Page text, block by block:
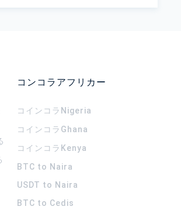
コンコラアフリカー
コインコラ Nigeria
コインコラ Ghana
コインコラ Kenya
BTC to Naira
USDT to Naira
BTC to Cedis